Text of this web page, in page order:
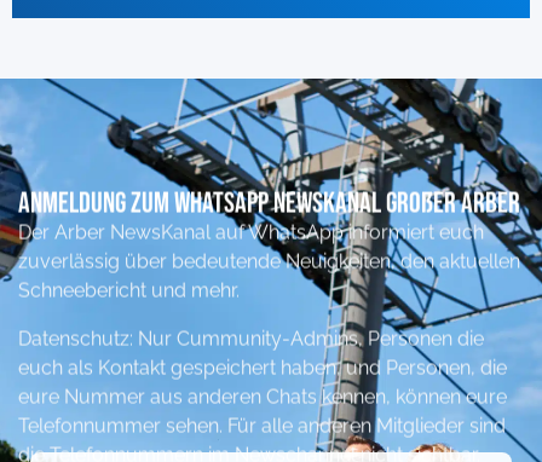
Anmeldung zum Whatsapp NewsKanal Großer ARber
Der Arber NewsKanal auf WhatsApp informiert euch
zuverlässig über bedeutende Neuigkeiten, den aktuellen
Schneebericht und mehr.
Datenschutz: Nur Cummunity-Admins, Personen die
euch als Kontakt gespeichert haben, und Personen, die
eure Nummer aus anderen Chats kennen, können eure
Telefonnummer sehen. Für alle anderen Mitglieder sind
die Telefonnummern im Newschannel nicht sichtbar.